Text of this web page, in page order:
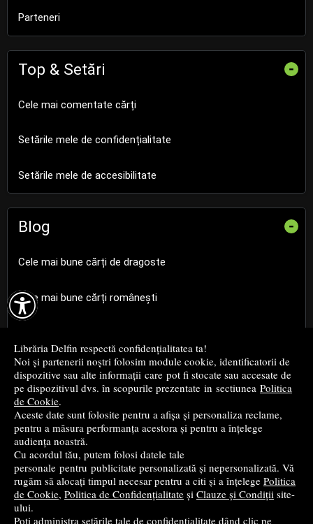

Librăria Delfin respectă confidențialitatea ta!
Noi și partenerii noștri folosim module cookie, identificatorii de
dispozitive sau alte informații care pot fi stocate sau accesate de
pe dispozitivul dvs. în scopurile prezentate in sectiunea Politica
de Cookie.
Aceste date sunt folosite pentru a afișa și personaliza reclame,
pentru a măsura performanța acestora și pentru a înțelege
audiența noastră.
Cu acordul tău, putem folosi datele tale
personale pentru publicitate personalizată și nepersonalizată. Vă
rugăm să alocați timpul necesar pentru a citi și a înțelege Politica
de Cookie, Politica de Confidențialitate și Clauze și Condiții site-
ului.
Poți administra setările tale de confidențialitate dând clic pe
Parteneri
Top & Setări -
Cele mai comentate cărți
Setările mele de confidențialitate
Setările mele de accesibilitate
Blog -
Cele mai bune cărți de dragoste
Cele mai bune cărți românești
Cele mai bune cărți de istorie
Top cărți beletristică
...toate știrile
© 2004 - 2026Grup DZC SRL
Magazin onlinecreat de Vital Soft